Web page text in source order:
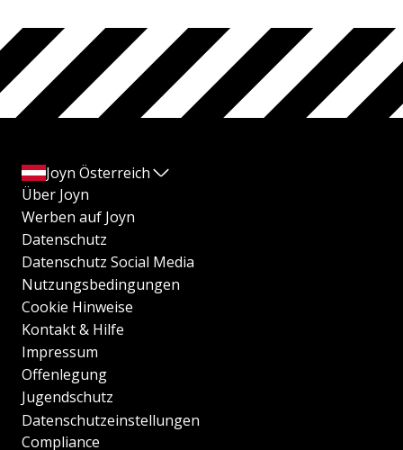
Joyn Österreich
Über Joyn
Werben auf Joyn
Datenschutz
Datenschutz Social Media
Nutzungsbedingungen
Cookie Hinweise
Kontakt & Hilfe
Impressum
Offenlegung
Jugendschutz
Datenschutzeinstellungen
Compliance